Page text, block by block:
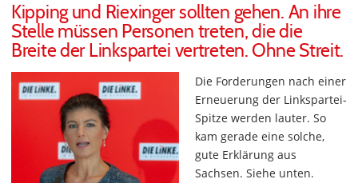
Kipping und Riexinger sollten gehen. An ihre
Stelle müssen Personen treten, die die
Breite der Linkspartei vertreten. Ohne Streit.
Die Forderungen nach einer
Erneuerung der Linkspartei-
Spitze werden lauter. So
kam gerade eine solche,
gute Erklärung aus
Sachsen. Siehe unten.